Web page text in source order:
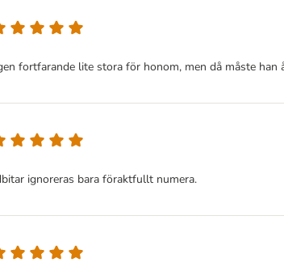
fortfarande lite stora för honom, men då måste han
ignoreras bara föraktfullt numera.